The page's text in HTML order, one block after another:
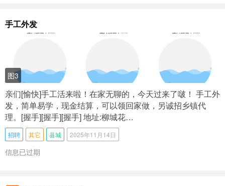
手工外发
图3
亲们[愉快]手工活来啦！在家无聊的，今天过来了啵！ 手工外
发，简单易学，现金结算，可以领回家做，另诚招乡镇代
理。[握手][握手][握手] 地址:柳城花…
招聘 其它 县城 2025年11月14日
信息已过期